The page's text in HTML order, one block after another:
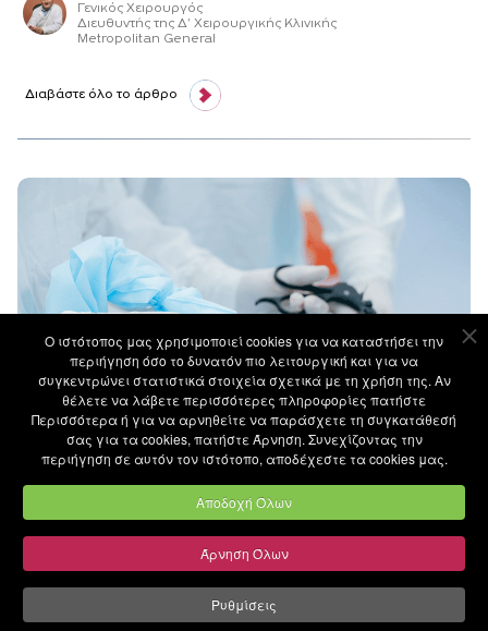
Ο ιστότοπoς μας χρησιμοποιεί cookies για να καταστήσει την
περιήγηση όσο το δυνατόν πιο λειτουργική και για να
συγκεντρώνει στατιστικά στοιχεία σχετικά με τη χρήση της. Αν
θέλετε να λάβετε περισσότερες πληροφορίες πατήστε
Περισσότερα ή για να αρνηθείτε να παράσχετε τη συγκατάθεσή
σας για τα cookies, πατήστε Άρνηση. Συνεχίζοντας την
περιήγηση σε αυτόν τον ιστότοπο, αποδέχεστε τα cookies μας.
Αποδοχή Όλων
Άρνηση Όλων
Ρυθμίσεις
Γενικός Χειρουργός
Διευθυντής της Δ' Χειρουργικής Κλινικής
Metropolitan General
Διαβάστε όλο το άρθρο
Ελάχιστα επεμβατική χειρουργική:
λιγότερο τραύμα, μεγαλύτερη